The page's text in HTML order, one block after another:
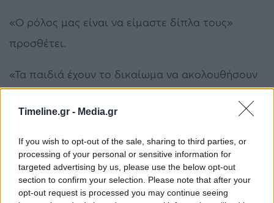
Timeline.gr - Media.gr
If you wish to opt-out of the sale, sharing to third parties, or
processing of your personal or sensitive information for
targeted advertising by us, please use the below opt-out
section to confirm your selection. Please note that after your
opt-out request is processed you may continue seeing
«Ο ρόλος μας είναι να είμαστε δίπλα τους»
προσθέτει.
«Τα παιδιά έχουν το δικαίωμα να ακολουθήσουν
ανήκουν» συμπλήρωσε η Δέσποινα Βανδή.